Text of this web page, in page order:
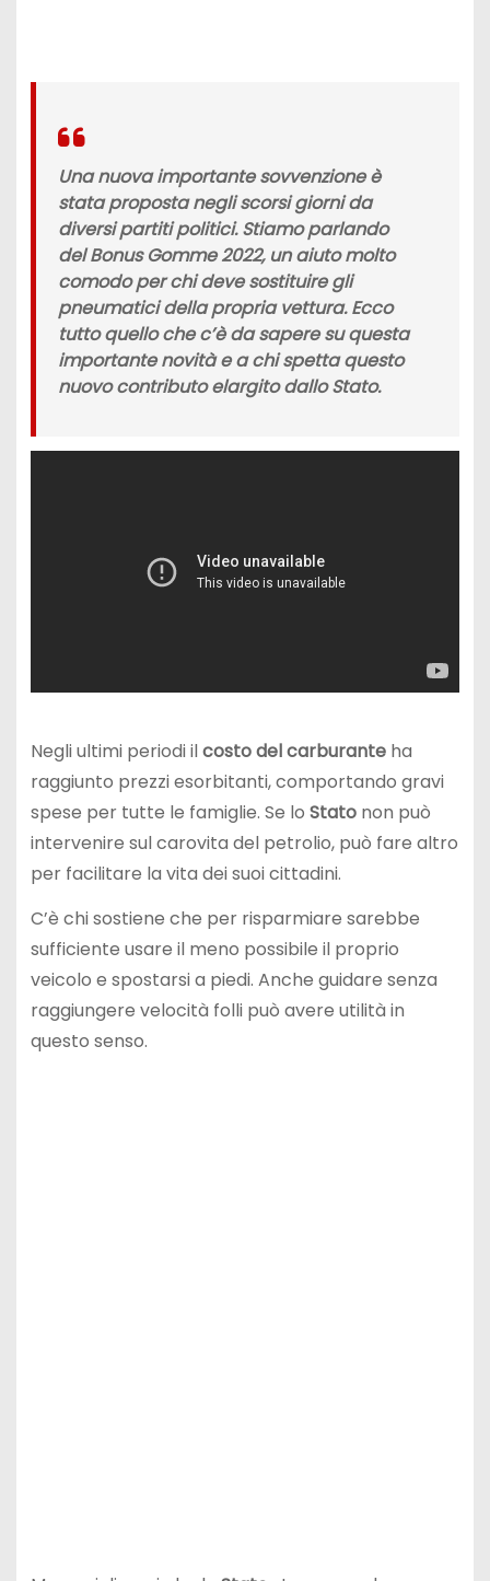
Una nuova importante sovvenzione è
stata proposta negli scorsi giorni da
diversi partiti politici. Stiamo parlando
delBonus Gomme 2022, un aiuto molto
comodo per chi deve sostituire gli
pneumatici della propria vettura. Ecco
tutto quello che c’è da sapere su questa
importante novità e a chi spetta questo
nuovo contributo elargito dalloStato.
Negli ultimi periodi ilcosto del carburanteha
raggiunto prezzi esorbitanti, comportando gravi
spese per tutte le famiglie. Se lo Statonon può
intervenire sul carovita del petrolio, può fare altro
per facilitare la vita dei suoi cittadini.
C’è chi sostiene che per risparmiare sarebbe
sufficiente usare il meno possibile il proprio
veicolo e spostarsi a piedi. Anche guidare senza
raggiungere velocità folli può avere utilità in
questo senso.